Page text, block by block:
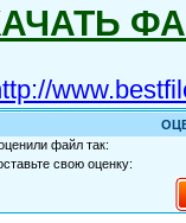
файл так:
свою оценку: